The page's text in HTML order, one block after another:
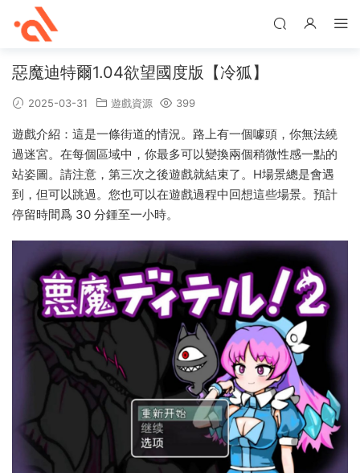
惡魔迪特爾1.04欲望國度版【冷狐】
2025-03-31 遊戲資源 399
遊戲介紹：這是一條街道的情況。路上有一個噱頭，你無法繞
過迷宮。在每個區域中，你最多可以變換兩個稍微性感一點的
站姿圖。請注意，第三次之後遊戲就結束了。H場景總是會遇
到，但可以跳過。您也可以在遊戲過程中回想這些場景。預計
停留時間爲 30 分鍾至一小時。